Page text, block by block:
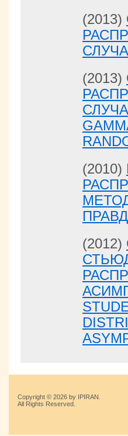
(2013)
(2013)
(2010)
(2012)
Copyright © 2026 by IPIRAN.
All Rights Reserved.